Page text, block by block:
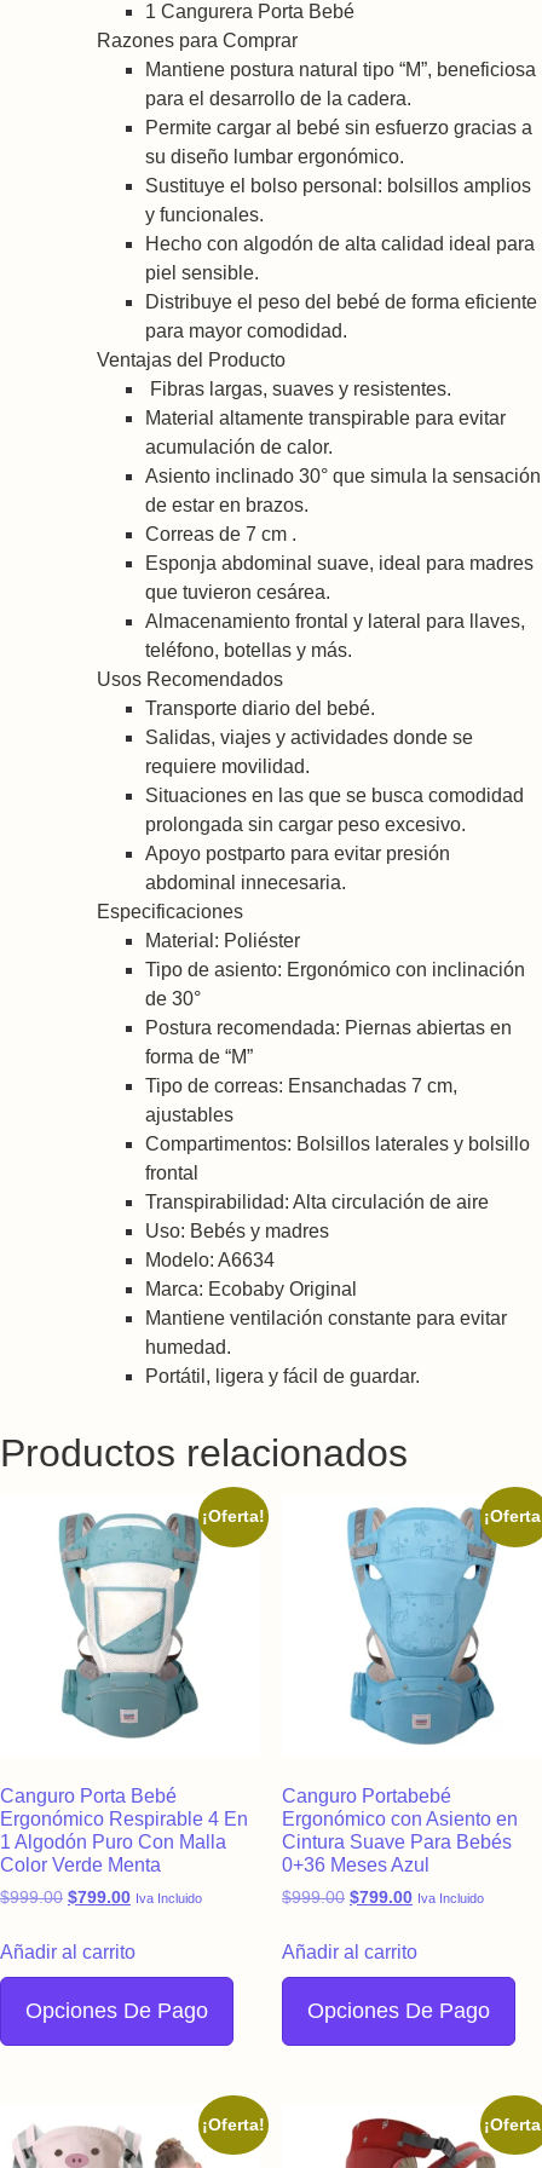
1 Cangurera Porta Bebé
Razones para Comprar
Mantiene postura natural tipo “M”, beneficiosa
para el desarrollo de la cadera.
Permite cargar al bebé sin esfuerzo gracias a
su diseño lumbar ergonómico.
Sustituye el bolso personal: bolsillos amplios
y funcionales.
Hecho con algodón de alta calidad ideal para
piel sensible.
Distribuye el peso del bebé de forma eficiente
para mayor comodidad.
Ventajas del Producto
Fibras largas, suaves y resistentes.
Material altamente transpirable para evitar
acumulación de calor.
Asiento inclinado 30° que simula la sensación
de estar en brazos.
Correas de 7 cm .
Esponja abdominal suave, ideal para madres
que tuvieron cesárea.
Almacenamiento frontal y lateral para llaves,
teléfono, botellas y más.
Usos Recomendados
Transporte diario del bebé.
Salidas, viajes y actividades donde se
requiere movilidad.
Situaciones en las que se busca comodidad
prolongada sin cargar peso excesivo.
Apoyo postparto para evitar presión
abdominal innecesaria.
Especificaciones
Material: Poliéster
Tipo de asiento: Ergonómico con inclinación
de 30°
Postura recomendada: Piernas abiertas en
forma de “M”
Tipo de correas: Ensanchadas 7 cm,
ajustables
Compartimentos: Bolsillos laterales y bolsillo
frontal
Transpirabilidad: Alta circulación de aire
Uso: Bebés y madres
Modelo: A6634
Marca: Ecobaby Original
Mantiene ventilación constante para evitar
humedad.
Portátil, ligera y fácil de guardar.
Productos relacionados
¡Oferta!
Canguro Porta Bebé
Ergonómico Respirable 4 En
1 Algodón Puro Con Malla
Color Verde Menta
$999.00 Original price was: $999.00.
$799.00Current price is: $799.00.
Iva Incluido
Añadir al carrito
Opciones De Pago
Canguro Portabebé
Ergonómico con Asiento en
Cintura Suave Para Bebés
0+36 Meses Azul
$999.00 Original price was:
$799.00Current price is:
Iva Incluido
Añadir al carrito
Opciones De Pago
¡Oferta!